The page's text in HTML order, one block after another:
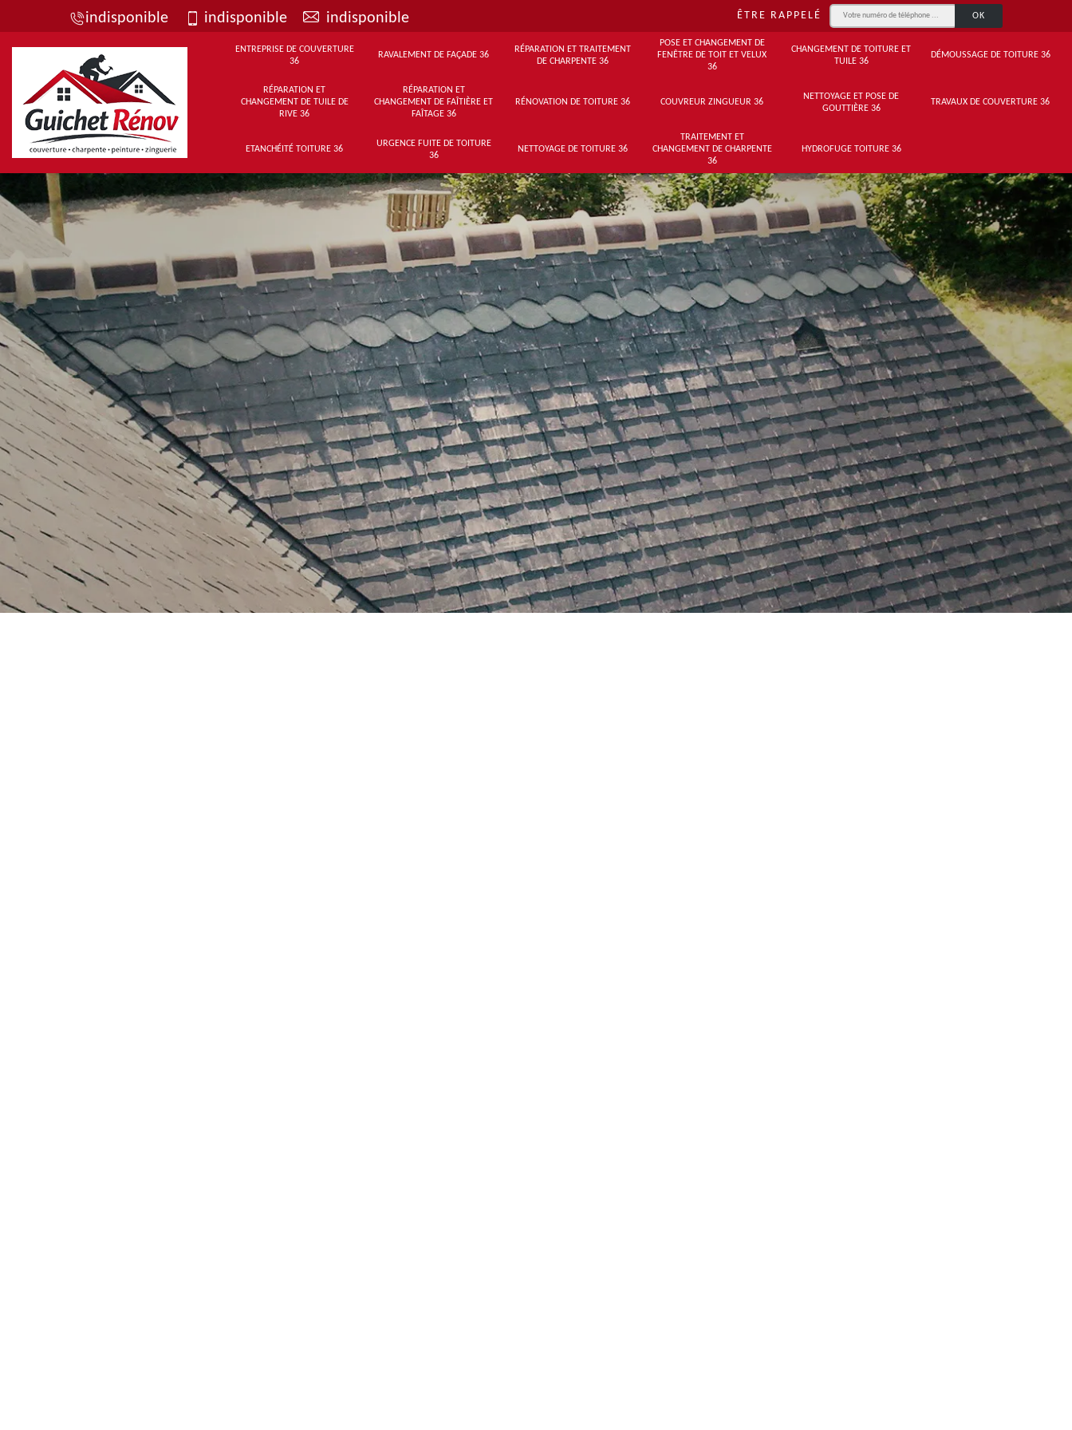
indisponible indisponible indisponible ÊTRE RAPPELÉ
ENTREPRISE DE COUVERTURE
36
RAVALEMENT DE FAÇADE 36
RÉPARATION ET TRAITEMENT
DE CHARPENTE 36
POSE ET CHANGEMENT DE
FENÊTRE DE TOIT ET VELUX
36
CHANGEMENT DE TOITURE ET
TUILE 36
DÉMOUSSAGE DE TOITURE 36
RÉPARATION ET
CHANGEMENT DE TUILE DE
RIVE 36
RÉPARATION ET
CHANGEMENT DE FAÎTIÈRE ET
FAÎTAGE 36
RÉNOVATION DE TOITURE 36 COUVREUR ZINGUEUR 36
NETTOYAGE ET POSE DE
GOUTTIÈRE 36
TRAVAUX DE COUVERTURE 36
ETANCHÉITÉ TOITURE 36
URGENCE FUITE DE TOITURE
36
NETTOYAGE DE TOITURE 36
TRAITEMENT ET
CHANGEMENT DE CHARPENTE
36
HYDROFUGE TOITURE 36